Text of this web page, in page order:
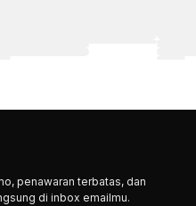
penawaran terbatas, dan
di inbox emailmu.